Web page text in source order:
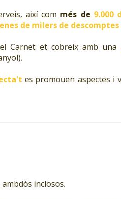
així com més de 9.000
de milers de
Carnet et cobreix amb una
es promouen aspectes i
ambdós inclosos.